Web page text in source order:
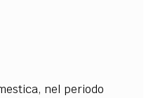
nel periodo